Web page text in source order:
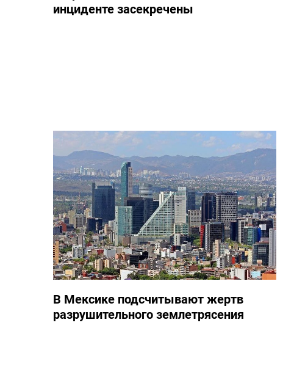
инциденте засекречены
В Мексике подсчитывают жертв
разрушительного землетрясения